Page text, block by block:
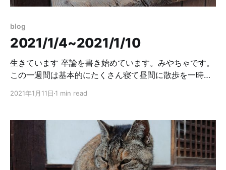
ていたので、twitterではそういう事柄について自分がど
ました。また、「越えてはいけないライン」を緩めに設
定して思ったことを言葉にして吐き出してみたりもして
うじ
blog
2021/1/4~2021/1/10
生きています 卒論を書き始めています。みやちゃです。
この一週間は基本的にたくさん寝て昼間に散歩を一時間
論の提出期限が目前なので頑張ります。 ヘッダーの画像
乗ってて、さらに声を発さない分顔の表情の変化が激し
めなので若干怖い。モルカーはかわいいので何をしても
許されるが人間は原罪を背負い法によって統治されるの
2021年1月11日 1 min read